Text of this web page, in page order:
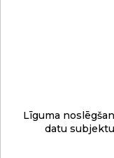
Līguma
datu